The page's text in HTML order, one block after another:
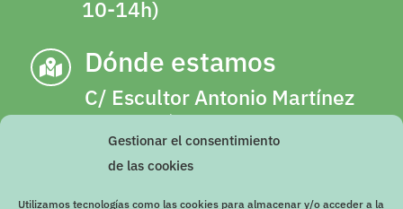
Gestionar el consentimiento
de las cookies
Utilizamos tecnologías como las cookies para almacenar y/o acceder a la
10-14h)
 Dónde estamos
C/ Escultor Antonio Martínez
Olalla, número 2, 18003,
Granada (Junto a gimnasio
YO10 de Camino de Ronda)